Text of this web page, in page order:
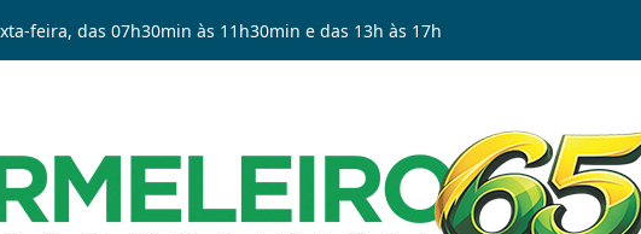
feira, das 07h30min às 11h30min e das 13h às 17h